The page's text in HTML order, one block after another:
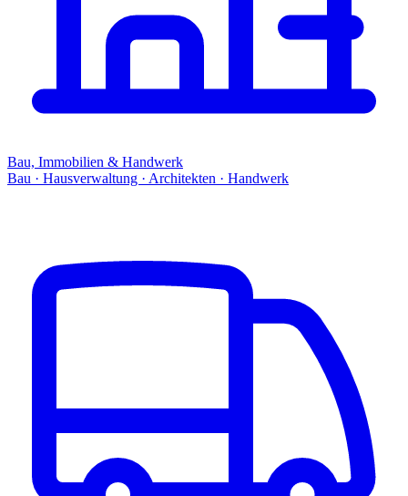
Bau, Immobilien & Handwerk
Bau · Hausverwaltung · Architekten · Handwerk